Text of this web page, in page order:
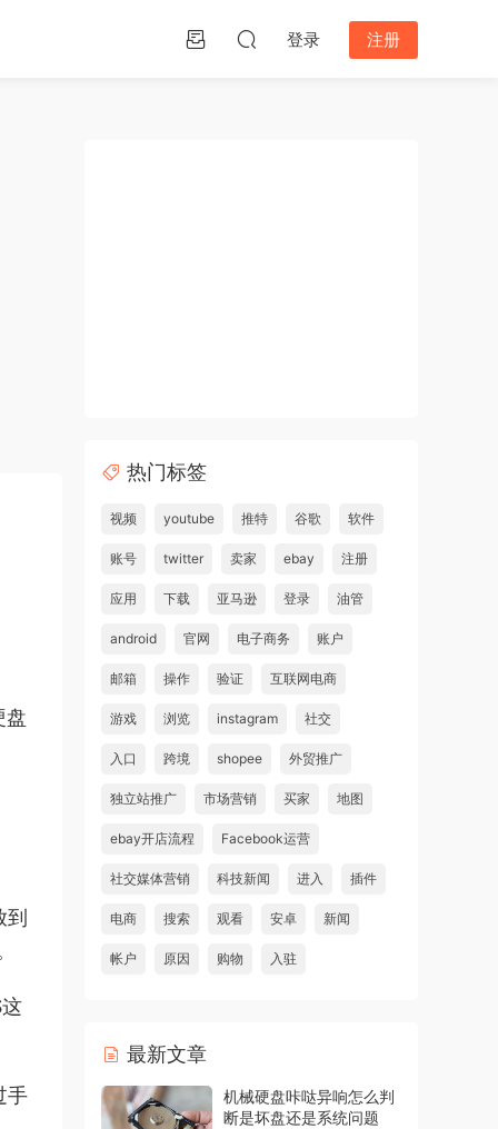
登录 注册
盘
手
热门标签
视频 youtube 推特 谷歌 软件
账号 twitter 卖家 ebay 注册
应用 下载 亚马逊 登录 油管
android 官网 电子商务 账户
邮箱 操作 验证 互联网电商
游戏 浏览 instagram 社交
入口 跨境 shopee 外贸推广
独立站推广 市场营销 买家 地图
ebay开店流程 Facebook运营
社交媒体营销 科技新闻 进入 插件
电商 搜索 观看 安卓 新闻
帐户 原因 购物 入驻
最新文章
机械硬盘咔哒异响怎么判
断是坏盘还是系统问题